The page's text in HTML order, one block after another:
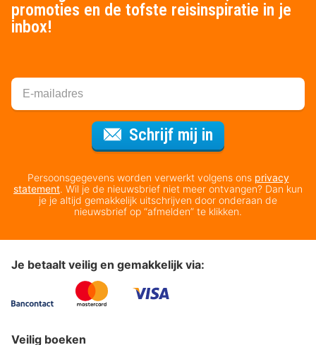
promoties en de tofste reisinspiratie in je
inbox!
Schrijf mij in
Persoonsgegevens worden verwerkt volgens ons privacy
statement. Wil je de nieuwsbrief niet meer ontvangen? Dan kun
je je altijd gemakkelijk uitschrijven door onderaan de
nieuwsbrief op “afmelden” te klikken.
Je betaalt veilig en gemakkelijk via:
Veilig boeken